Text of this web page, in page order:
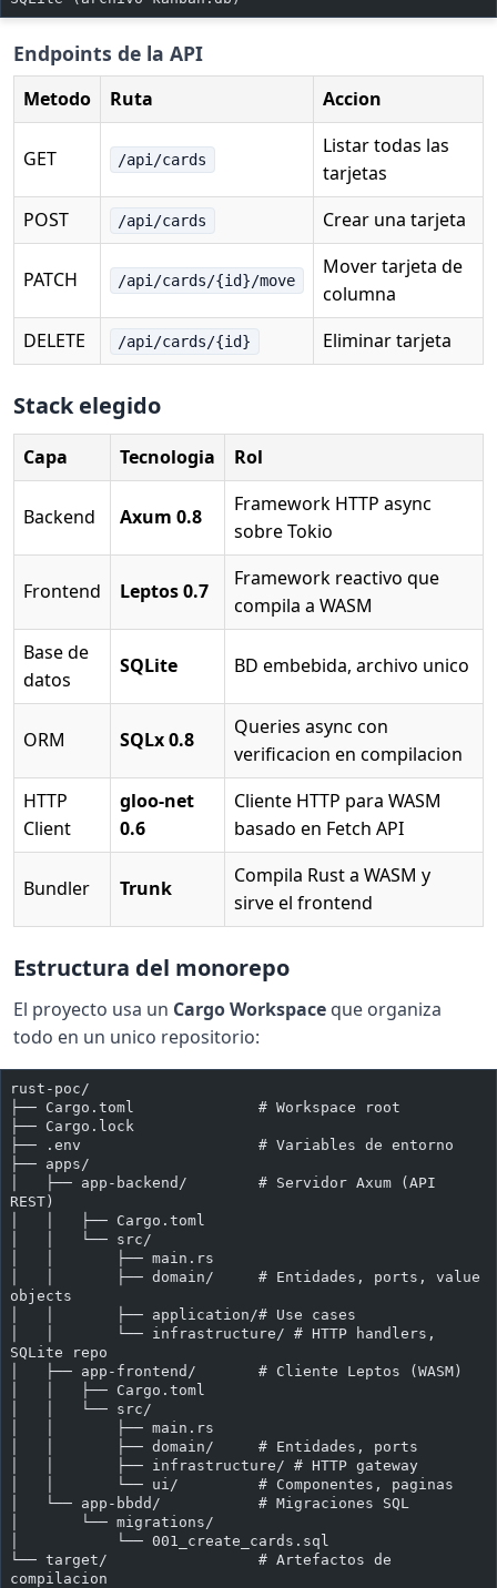
Endpoints de la API
Metodo Ruta Accion
GET /api/cards
Listar todas las
tarjetas
POST
/api/cards Crear una tarjeta
PATCH /api/cards/{id}/move
Mover tarjeta de
columna
DELETE
/api/cards/{id} Eliminar tarjeta
Stack elegido
Capa Tecnologia Rol
Backend Axum 0.8
Framework HTTP async
sobre Tokio
Frontend Leptos 0.7
Framework reactivo que
compila a WASM
Base de
datos
SQLite BD embebida, archivo unico
ORM SQLx 0.8
Queries async con
verificacion en compilacion
HTTP
Client
gloo-net
0.6
Cliente HTTP para WASM
basado en Fetch API
Bundler Trunk
Compila Rust a WASM y
sirve el frontend
Estructura del monorepo
El proyecto usa un Cargo Workspace que organiza
todo en un unico repositorio:
rust-poc/
├── Cargo.toml              # Workspace root
├── Cargo.lock
├── .env                    # Variables de entorno
├── apps/
│   ├── app-backend/        # Servidor Axum (API
REST)
│   │   ├── Cargo.toml
│   │   └── src/
│   │       ├── main.rs
│   │       ├── domain/     # Entidades, ports, value
objects
│   │       ├── application/# Use cases
│   │       └── infrastructure/ # HTTP handlers,
SQLite repo
│   ├── app-frontend/       # Cliente Leptos (WASM)
│   │   ├── Cargo.toml
│   │   └── src/
│   │       ├── main.rs
│   │       ├── domain/     # Entidades, ports
│   │       ├── infrastructure/ # HTTP gateway
│   │       └── ui/         # Componentes, paginas
│   └── app-bbdd/           # Migraciones SQL
│       └── migrations/
│           └── 001_create_cards.sql
└── target/                 # Artefactos de
compilacion